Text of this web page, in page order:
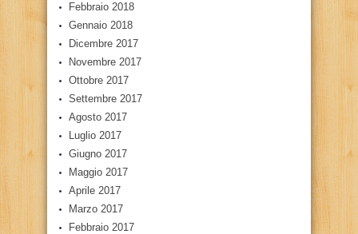
Febbraio 2018
Gennaio 2018
Dicembre 2017
Novembre 2017
Ottobre 2017
Settembre 2017
Agosto 2017
Luglio 2017
Giugno 2017
Maggio 2017
Aprile 2017
Marzo 2017
Febbraio 2017